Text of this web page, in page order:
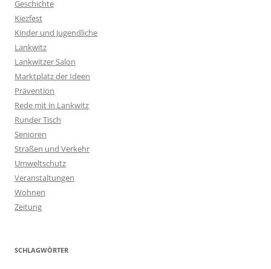
Geschichte
Kiezfest
Kinder und Jugendliche
Lankwitz
Lankwitzer Salon
Marktplatz der Ideen
Prävention
Rede mit in Lankwitz
Runder Tisch
Senioren
Straßen und Verkehr
Umweltschutz
Veranstaltungen
Wohnen
Zeitung
SCHLAGWÖRTER